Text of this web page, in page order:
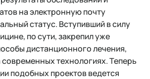
на электронную почту
статус. Вступивший в силу
по сути, закрепил уже
дистанционного лечения,
технологиях. Теперь
подобных проектов ведется